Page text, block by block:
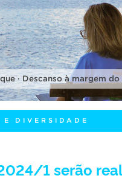
· Descanso à margem
DIVERSIDADE
1 serão